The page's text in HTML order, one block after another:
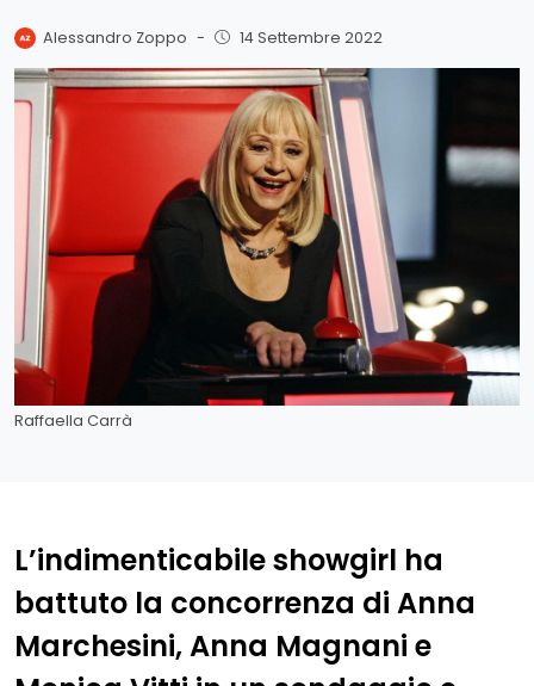
Alessandro Zoppo - 14 Settembre 2022
Raffaella Carrà
L’indimenticabile showgirl ha
battuto la concorrenza di Anna
Marchesini, Anna Magnani e